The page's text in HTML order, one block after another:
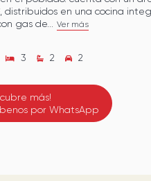
distribuidos en una cocina
gas de...
Ver más
3 2 2
más!
por WhatsApp